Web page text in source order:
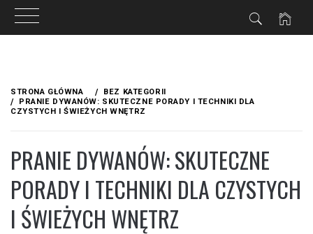
treści
STRONA GŁÓWNA
BEZ KATEGORII
PRANIE DYWANÓW: SKUTECZNE PORADY I TECHNIKI DLA
CZYSTYCH I ŚWIEŻYCH WNĘTRZ
PRANIE DYWANÓW: SKUTECZNE
PORADY I TECHNIKI DLA CZYSTYCH
I ŚWIEŻYCH WNĘTRZ